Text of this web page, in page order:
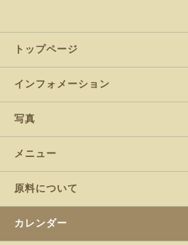
トップページ
インフォメーション
写真
メニュー
原料について
カレンダー